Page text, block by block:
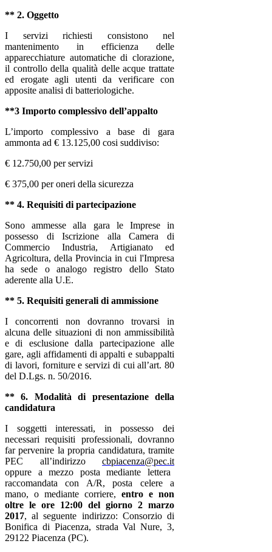
** 2. Oggetto
I servizi richiesti consistono nel
mantenimento in efficienza delle
apparecchiature automatiche di clorazione,
il controllo della qualità delle acque trattate
ed erogate agli utenti da verificare con
apposite analisi di batteriologiche.
**3 Importo complessivo dell’appalto
L’importo complessivo a base di gara
ammonta ad € 13.125,00 cosi suddiviso:
€ 12.750,00 per servizi
€ 375,00 per oneri della sicurezza
** 4. Requisiti di partecipazione
Sono ammesse alla gara le Imprese in
possesso di
Iscrizione alla Camera di
Commercio Industria, Artigianato ed
Agricoltura, della Provincia in cui l'Impresa
ha sede o analogo registro dello Stato
aderente alla U.E.
** 5. Requisiti generali di ammissione
I concorrenti non dovranno trovarsi in
alcuna delle situazioni di non ammissibilità
e di esclusione dalla partecipazione alle
gare, agli affidamenti di appalti e subappalti
di lavori, forniture e servizi di cui all’art. 80
del D.Lgs. n. 50/2016.
** 6. Modalità di presentazione della
candidatura
I soggetti interessati, in possesso dei
necessari requisiti professionali, dovranno
far pervenire la propria candidatura, tramite
PEC all’indirizzocbpiacenza@pec.it
oppure a mezzo posta mediante lettera
raccomandata con A/R, posta celere a
mano, o mediante corriere,entro e non
oltre le ore 12:00 del giorno 2 marzo
2017, al seguente indirizzo: Consorzio di
Bonifica di Piacenza, strada Val Nure, 3,
29122 Piacenza (PC).